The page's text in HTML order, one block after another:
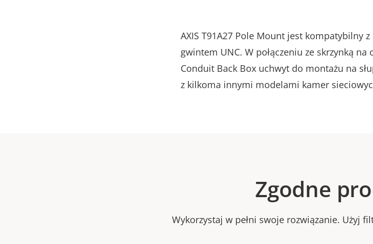
AXIS T91A27 Pole Mount jest kompatybilny
gwintem UNC. W połączeniu ze skrzynką na
Conduit Back Box uchwyt do montażu na
z kilkoma innymi modelami kamer
Zgodne
Wykorzystaj w pełni swoje rozwiązanie. Użyj